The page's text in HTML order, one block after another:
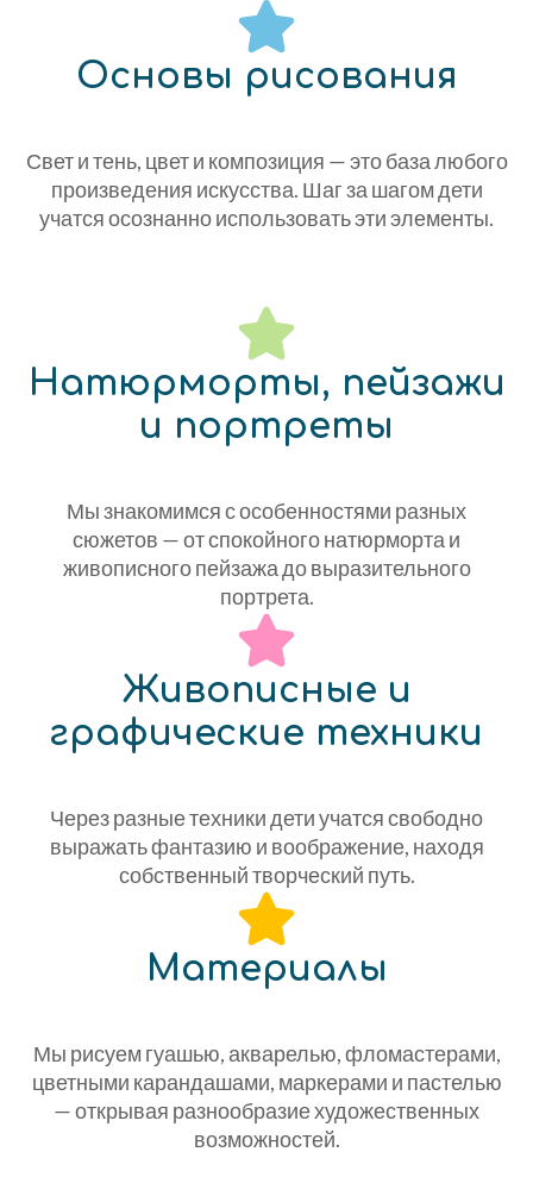
Основы рисования
Свет и тень, цвет и композиция — это база любого
произведения искусства. Шаг за шагом дети
учатся осознанно использовать эти элементы.
Натюрморты, пейзажи
и портреты
Мы знакомимся с особенностями разных
сюжетов — от спокойного натюрморта и
живописного пейзажа до выразительного
портрета.
Живописные и
графические техники
Через разные техники дети учатся свободно
выражать фантазию и воображение, находя
собственный творческий путь.
Материалы
Мы рисуем гуашью, акварелью, фломастерами,
цветными карандашами, маркерами и пастелью
— открывая разнообразие художественных
возможностей.